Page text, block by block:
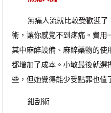
無痛人流就比較受歡迎了
術，讓你感覺不到疼痛。費用
其中麻醉設備、麻醉藥物的使
都增加了成本。小敏最後就選
些，但她覺得能少受點罪也值
鉗刮術